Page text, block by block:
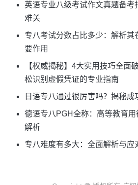
英语专业八级考试作文真题备考
难关
专八考试分数占比多少：解析其
要作用
【权威揭秘】4大实用技巧全面
松识别虚假凭证的专业指南
日语专八通过很厉害吗？揭秘成
德语专八PGH全称：高等教育
解析
专八难度有多大：全面解析与应